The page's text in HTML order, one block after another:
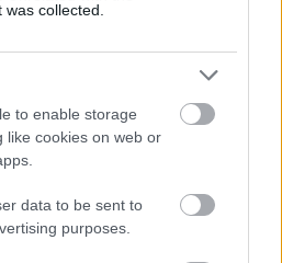
collected.
to enable storage
like cookies on web or
data to be sent to
purposes.
nézz vissza, és nézd